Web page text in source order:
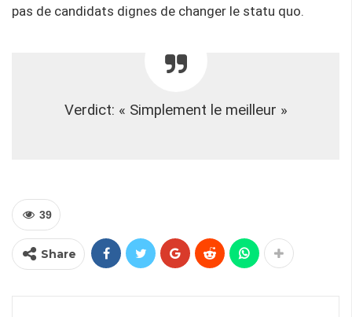
pas de candidats dignes de changer le statu quo.
Verdict: « Simplement le meilleur »
39
Share